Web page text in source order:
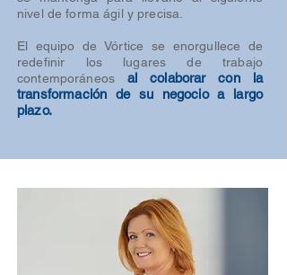
nivel de forma ágil y precisa.
El equipo de Vórtice se enorgullece de
redefinir los lugares de trabajo
contemporáneos al colaborar con la
transformación de su negocio a largo
plazo.